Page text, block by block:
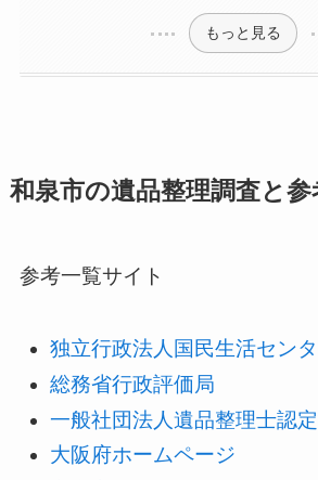
もっと見る
和泉市の遺品整理調査と
参考一覧サイト
独立行政法人国民生活セン
総務省行政評価局
一般社団法人遺品整理士認
大阪府ホームページ